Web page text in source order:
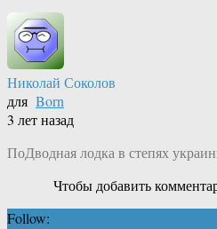
Николай Соколов
для Born
3 лет назад
ПоДводная лодка в степях
Чтобы добавить
Follow: